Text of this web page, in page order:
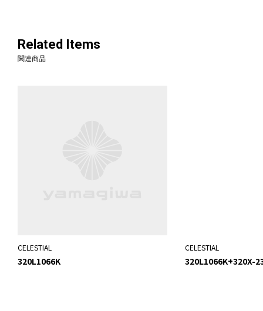
Related Items
関連商品
CELESTIAL
320L1066K
CELESTIAL
320L1066K+320X-